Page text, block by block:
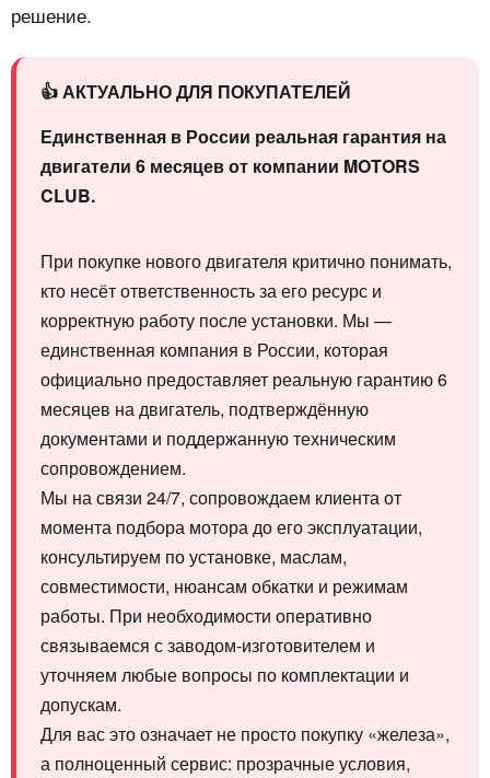
решение.
👍 АКТУАЛЬНО ДЛЯ ПОКУПАТЕЛЕЙ
Единственная в России реальная гарантия на
двигатели 6 месяцев от компании MOTORS
CLUB.
При покупке нового двигателя критично понимать,
кто несёт ответственность за его ресурс и
корректную работу после установки. Мы —
единственная компания в России, которая
официально предоставляет реальную гарантию 6
месяцев на двигатель, подтверждённую
документами и поддержанную техническим
сопровождением.
Мы на связи 24/7, сопровождаем клиента от
момента подбора мотора до его эксплуатации,
консультируем по установке, маслам,
совместимости, нюансам обкатки и режимам
работы. При необходимости оперативно
связываемся с заводом-изготовителем и
уточняем любые вопросы по комплектации и
допускам.
Для вас это означает не просто покупку «железа»,
а полноценный сервис: прозрачные условия,